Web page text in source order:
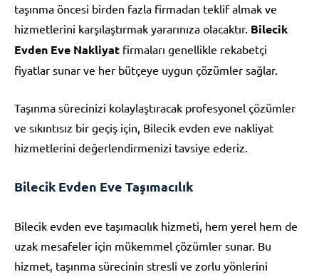
taşınma öncesi birden fazla firmadan teklif almak ve
hizmetlerini karşılaştırmak yararınıza olacaktır. Bilecik
Evden Eve Nakliyat firmaları genellikle rekabetçi
fiyatlar sunar ve her bütçeye uygun çözümler sağlar.
Taşınma sürecinizi kolaylaştıracak profesyonel çözümler
ve sıkıntısız bir geçiş için, Bilecik evden eve nakliyat
hizmetlerini değerlendirmenizi tavsiye ederiz.
Bilecik Evden Eve Taşımacılık
Bilecik evden eve taşımacılık hizmeti, hem yerel hem de
uzak mesafeler için mükemmel çözümler sunar. Bu
hizmet, taşınma sürecinin stresli ve zorlu yönlerini